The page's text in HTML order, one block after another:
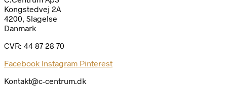
Kongstedvej 2A
4200, Slagelse
Danmark
CVR: 44 87 28 70
Facebook Instagram Pinterest
Kontakt@c-centrum.dk